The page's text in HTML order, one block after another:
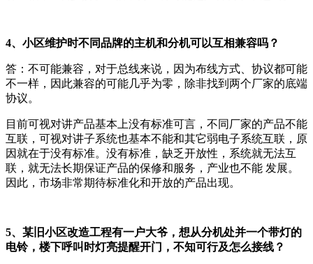
4、小区维护时不同品牌的主机和分机可以互相兼容吗？
答：不可能兼容，对于总线来说，因为布线方式、协议都可能
不一样，因此兼容的可能几乎为零，除非找到两个厂家的底端
协议。
目前可视对讲产品基本上没有标准可言，不同厂家的产品不能
互联，可视对讲子系统也基本不能和其它弱电子系统互联，原
因就在于没有标准。没有标准，缺乏开放性，系统就无法互
联，就无法长期保证产品的保修和服务，产业也不能 发展。
因此，市场非常期待标准化和开放的产品出现。
5、某旧小区改造工程有一户大爷，想从分机处并一个带灯的
电铃，楼下呼叫时灯亮提醒开门，不知可行及怎么接线？